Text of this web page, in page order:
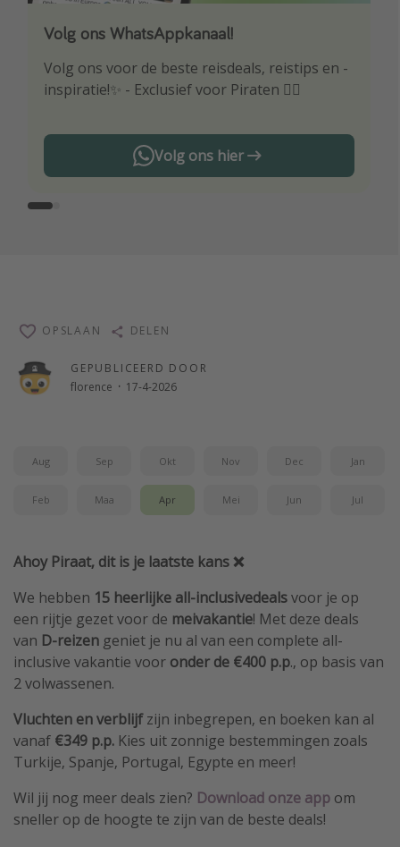
Volg ons WhatsAppkanaal!
Volg ons voor de beste reisdeals, reistips en -
inspiratie!✨ - Exclusief voor Piraten 🏴‍☠️
Volg ons hier
Download onze app
Wees als eerste op de hoogte van de beste
reisaanbiedingen
GEPUBLICEERD DOOR
florence · 17-4-2026
OPSLAAN DELEN
Aug Sep Okt Nov Dec Jan
Feb Maa Apr Mei Jun Jul
Ahoy Piraat, dit is je laatste kans ❌
We hebben 15 heerlijke all-inclusivedealsvoor je op
een rijtje gezet voor de meivakantie! Met deze deals
van D-reizen geniet je nu al van een complete all-
inclusive vakantie voor onder de €400 p.p., op basis van
2 volwassenen.
Vluchten en verblijfzijn inbegrepen, en boeken kan al
vanaf €349 p.p. Kies uit zonnige bestemmingen zoals
Turkije, Spanje, Portugal, Egypte en meer!
Wil jij nog meer deals zien? Download onze app om
sneller op de hoogte te zijn van de beste deals!